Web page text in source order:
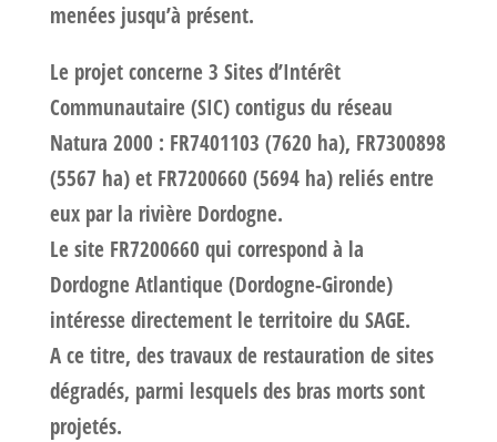
menées jusqu’à présent.
Le projet concerne 3 Sites d’Intérêt
Communautaire (SIC) contigus du réseau
Natura 2000 : FR7401103 (7620 ha), FR7300898
(5567 ha) et FR7200660 (5694 ha) reliés entre
eux par la rivière Dordogne.
Le site FR7200660 qui correspond à la
Dordogne Atlantique (Dordogne-Gironde)
intéresse directement le territoire du SAGE.
A ce titre, des travaux de restauration de sites
dégradés, parmi lesquels des bras morts sont
projetés.